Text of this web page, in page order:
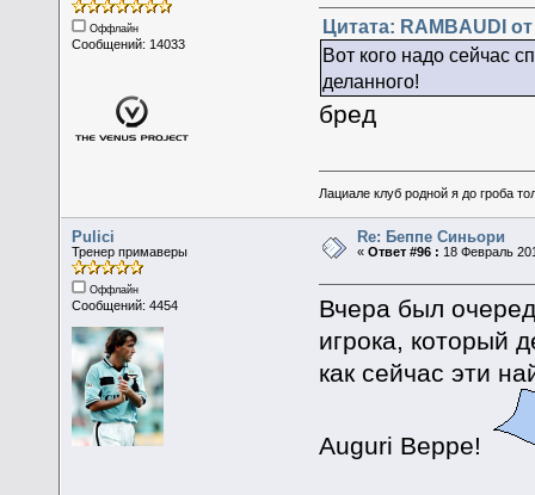
Оффлайн
Сообщений: 14033
Цитата: RAMBAUDI
Вот кого надо сейчас
деланного!
бред
Лациале клуб родной я до гроба
Pulici
Тренер примаверы
Оффлайн
Сообщений: 4454
Re: Беппе Синьори
«Ответ #96 : 18 Февраль
Вчера был
игрока, который
как сейчас эти
Auguri Beppe!